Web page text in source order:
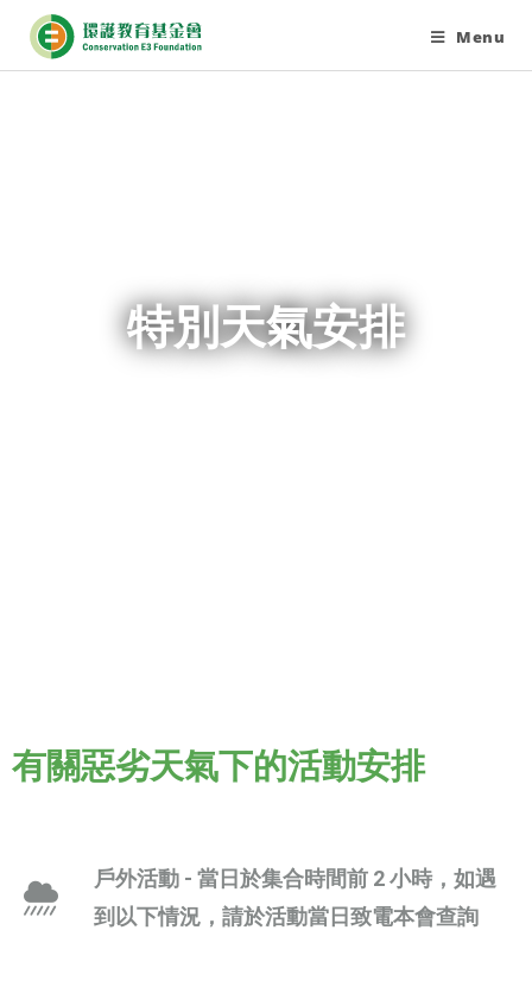
Menu
特別天氣安排
有關惡劣天氣下的活動安排
戶外活動 - 當日於集合時間前 2 小時，如遇
到以下情況，請於活動當日致電本會查詢